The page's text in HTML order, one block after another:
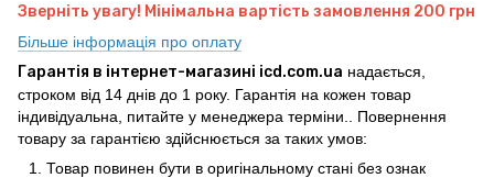
Зверніть увагу! Мінімальна вартість замовлення 200 грн
Більше інформація про оплату
Гарантія в інтернет-магазині icd.com.ua надається,
строком від 14 днів до 1 року. Гарантія на кожен товар
індивідуальна, питайте у менеджера терміни.. Повернення
товару за гарантією здійснюється за таких умов:
Товар повинен бути в оригінальному стані без ознак